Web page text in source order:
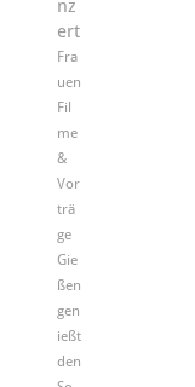
nz
ert
Fra
uen
Fil
me
&
Vor
trä
ge
Gie
ßen
gen
ießt
den